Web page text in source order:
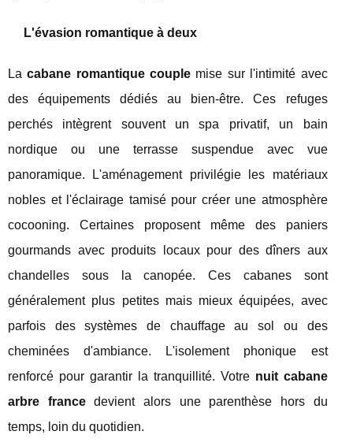
L'évasion romantique à deux
Lacabane romantique couple mise sur l'intimité avec
des équipements dédiés au bien-être. Ces refuges
perchés intègrent souvent un spa privatif, un bain
nordique ou une terrasse suspendue avec vue
panoramique. L'aménagement privilégie les matériaux
nobles et l'éclairage tamisé pour créer une atmosphère
cocooning. Certaines proposent même des paniers
gourmands avec produits locaux pour des dîners aux
chandelles sous la canopée. Ces cabanes sont
généralement plus petites mais mieux équipées, avec
parfois des systèmes de chauffage au sol ou des
cheminées d'ambiance. L'isolement phonique est
renforcé pour garantir la tranquillité. Votre nuit cabane
arbre francedevient alors une parenthèse hors du
temps, loin du quotidien.